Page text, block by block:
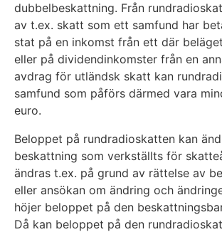
dubbelbeskattning. Från
av t.ex. skatt som ett samfund har
stat på en inkomst från ett där
eller på dividendinkomster från en
avdrag för utländsk skatt kan
samfund som påförs därmed vara
euro.
Beloppet på rundradioskatten kan
beskattning som verkställts för
ändras t.ex. på grund av rättelse av
eller ansökan om ändring och
höjer beloppet på den
Då kan beloppet på den